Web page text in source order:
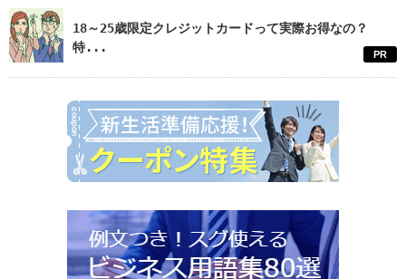
18～25歳限定クレジットカードって実際お得なの？
特...
PR